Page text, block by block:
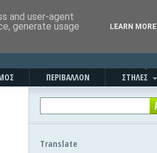
ΠΕΡΙΒΑΛΛΟΝ ΣΤΗΛΕΣ
Translate
and user-agent
generate usage
LEARN MORE